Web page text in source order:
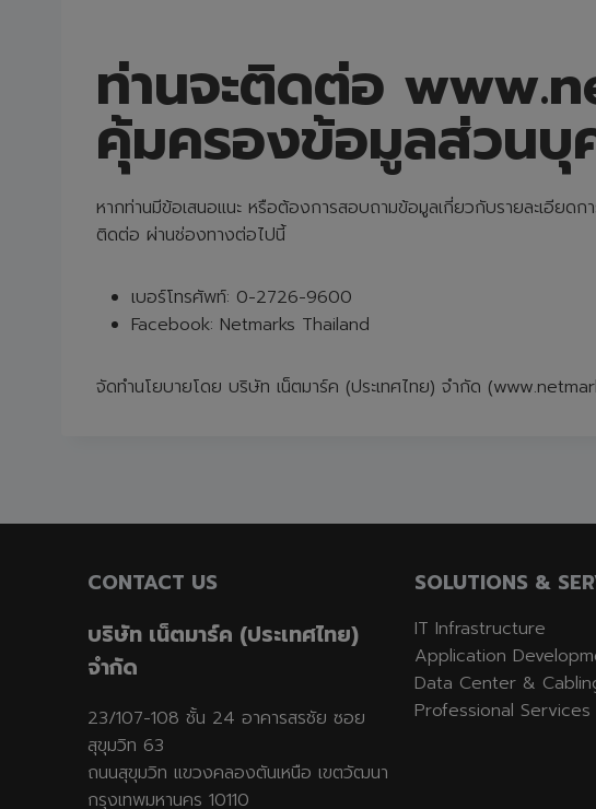
ท่านจะติดต่อ
คุ้มครองข้อมูลส่วนบุ
หากท่านมีข้อเสนอแนะ หรือต้องการสอบถามข้อมูลเกี่ยวกับรายละเอียด
ติดต่อ ผ่านช่องทางต่อไปนี้
เบอร์โทรศัพท์: 0-2726-9600
Facebook: Netmarks Thailand
จัดทำนโยบายโดย บริษัท เน็ตมาร์ค (ประเทศไทย) จำกัด
CONTACT US
บริษัท เน็ตมาร์ค (ประเทศไทย)
จำกัด
23/107-108 ชั้น 24 อาคารสรชัย ซอย
สุขุมวิท 63
ถนนสุขุมวิท แขวงคลองตันเหนือ เขตวัฒนา
กรุงเทพมหานคร 10110
SOLUTIONS &
IT Infrastructure
Application
Data Center &
Professional Services